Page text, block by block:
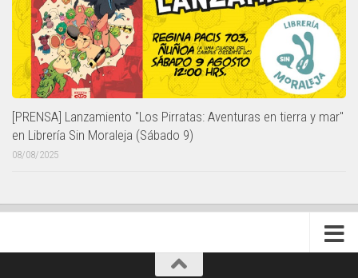
[PRENSA] Lanzamiento "Los Pirratas: Aventuras en tierra y mar"
en Librería Sin Moraleja (Sábado 9)
08/08/2025